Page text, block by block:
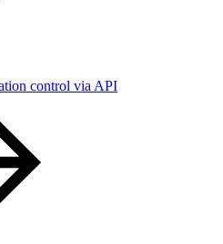
control via API